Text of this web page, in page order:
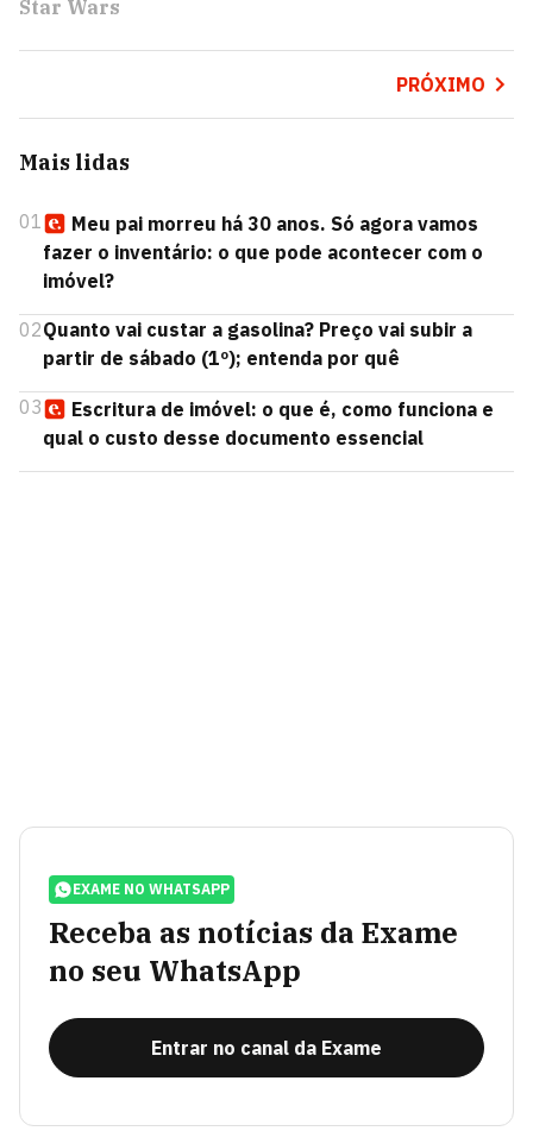
Star Wars
PRÓXIMO
Mais lidas
01
Meu pai morreu há 30 anos. Só agora vamos
fazer o inventário: o que pode acontecer com o
imóvel?
02Quanto vai custar a gasolina? Preço vai subir a
partir de sábado (1º); entenda por quê
03
Escritura de imóvel: o que é, como funciona e
qual o custo desse documento essencial
EXAME NO WHATSAPP
Receba as notícias da Exame
no seu WhatsApp
Entrar no canal da Exame